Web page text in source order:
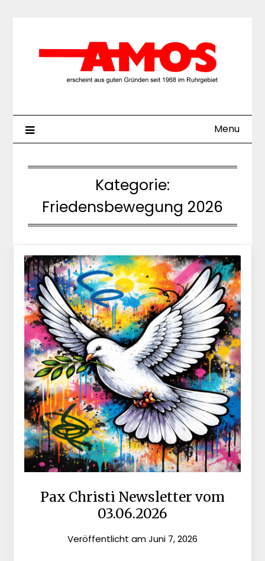
Menu
Kategorie:
Friedensbewegung 2026
Pax Christi Newsletter vom
03.06.2026
Veröffentlicht amJuni 7, 2026